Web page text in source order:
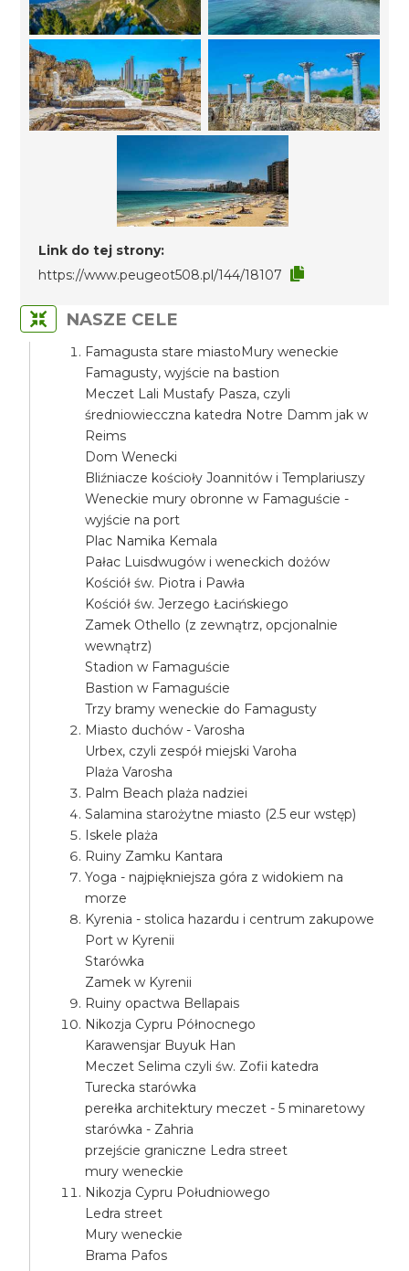
Link do tej strony:
https://www.peugeot508.pl/144/18107
NASZE CELE
Famagusta stare miastoMury weneckie
Famagusty, wyjście na bastion
Meczet Lali Mustafy Pasza, czyli
średniowiecczna katedra Notre Damm jak w
Reims
Dom Wenecki
Bliźniacze kościoły Joannitów i Templariuszy
Weneckie mury obronne w Famaguście -
wyjście na port
Plac Namika Kemala
Pałac Luisdwugów i weneckich dożów
Kościół św. Piotra i Pawła
Kościół św. Jerzego Łacińskiego
Zamek Othello (z zewnątrz, opcjonalnie
wewnątrz)
Stadion w Famaguście
Bastion w Famaguście
Trzy bramy weneckie do Famagusty
Miasto duchów - Varosha
Urbex, czyli zespół miejski Varoha
Plaża Varosha
Palm Beach plaża nadziei
Salamina starożytne miasto (2.5 eur wstęp)
Iskele plaża
Ruiny Zamku Kantara
Yoga - najpiękniejsza góra z widokiem na
morze
Kyrenia - stolica hazardu i centrum zakupowe
Port w Kyrenii
Starówka
Zamek w Kyrenii
Ruiny opactwa Bellapais
Nikozja Cypru Północnego
Karawensjar Buyuk Han
Meczet Selima czyli św. Zofii katedra
Turecka starówka
perełka architektury meczet - 5 minaretowy
starówka - Zahria
przejście graniczne Ledra street
mury weneckie
Nikozja Cypru Południowego
Ledra street
Mury weneckie
Brama Pafos